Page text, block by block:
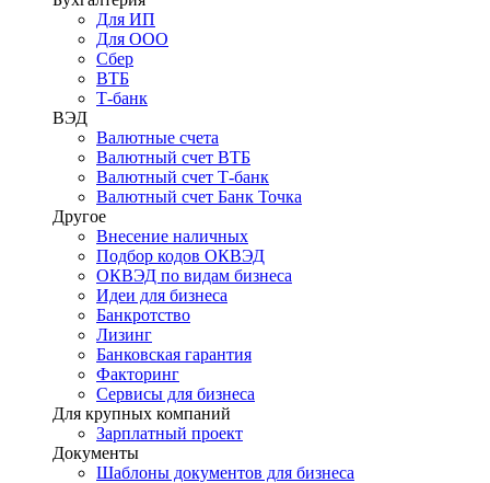
Для ИП
Для ООО
Сбер
ВТБ
Т-банк
ВЭД
Валютные счета
Валютный счет ВТБ
Валютный счет Т-банк
Валютный счет Банк Точка
Другое
Внесение наличных
Подбор кодов ОКВЭД
ОКВЭД по видам бизнеса
Идеи для бизнеса
Банкротство
Лизинг
Банковская гарантия
Факторинг
Сервисы для бизнеса
Для крупных компаний
Зарплатный проект
Документы
Шаблоны документов для бизнеса